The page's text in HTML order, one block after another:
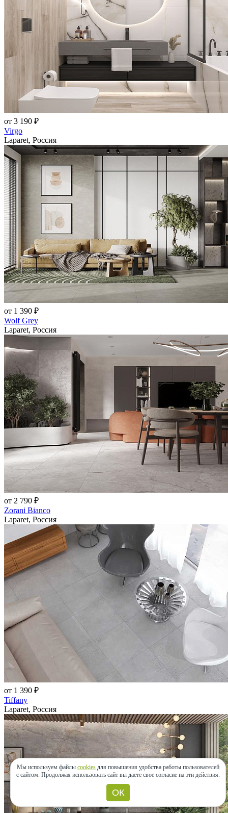
от 3 190 ₽
Virgo
Laparet, Россия
от 1 390 ₽
Wolf Grey
Laparet, Россия
от 2 790 ₽
Zorani Bianco
Laparet, Россия
от 1 390 ₽
Tiffany
Laparet, Россия
Мы используем файлы cookies для повышения удобства работы пользователей
с сайтом. Продолжая использовать сайт вы даете свое согласие на эти действия.
ОК